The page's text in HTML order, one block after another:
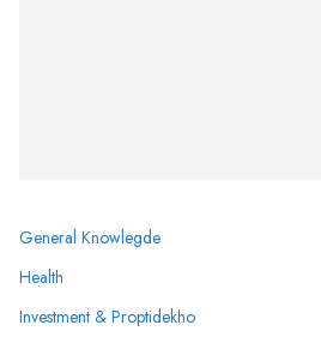
General Knowlegde
Health
Investment & Proptidekho